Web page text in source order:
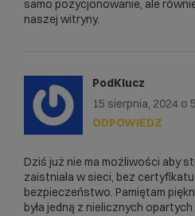
samo pozycjonowanie, ale
naszej witryny.
PodKlucz
15 sierpnia, 2024 o
Dziś już nie ma możliwości aby
zaistniała w sieci, bez
bezpieczeństwo. Pamiętam
była jedną z nielicznych
ODPOWIEDZ